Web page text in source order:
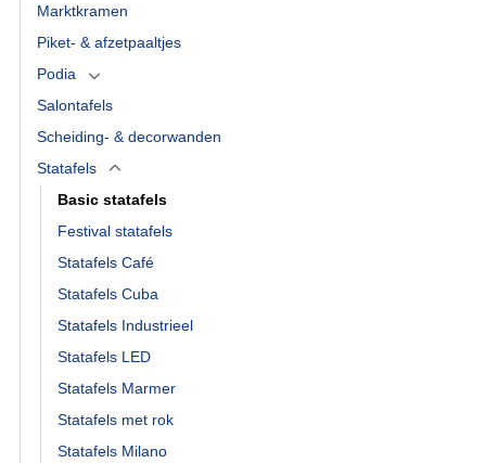
Marktkramen
Piket- & afzetpaaltjes
Podia
Salontafels
Scheiding- & decorwanden
Statafels
Basic statafels
Festival statafels
Statafels Café
Statafels Cuba
Statafels Industrieel
Statafels LED
Statafels Marmer
Statafels met rok
Statafels Milano